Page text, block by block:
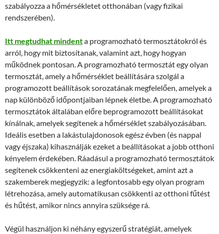
szabályozza a hőmérsékletet otthonában (vagy fizikai
rendszerében).
Itt megtudhat mindenta programozható termosztátokról és
arról, hogy mit biztosítanak, valamint azt, hogy hogyan
működnek pontosan. A programozható termosztát egy olyan
termosztát, amely a hőmérséklet beállítására szolgál a
programozott beállítások sorozatának megfelelően, amelyek a
nap különböző időpontjaiban lépnek életbe. A programozható
termosztátok általában előre beprogramozott beállításokat
kínálnak, amelyek segítenek a hőmérséklet szabályozásában.
Ideális esetben a lakástulajdonosok egész évben (és nappal
vagy éjszaka) kihasználják ezeket a beállításokat a jobb otthoni
kényelem érdekében. Ráadásul a programozható termosztátok
segítenek csökkenteni az energiaköltségeket, amint azt a
szakemberek megjegyzik: a legfontosabb egy olyan program
létrehozása, amely automatikusan csökkenti az otthoni fűtést
és hűtést, amikor nincs annyira szüksége rá.
Végül használjon ki néhány egyszerű stratégiát, amelyek